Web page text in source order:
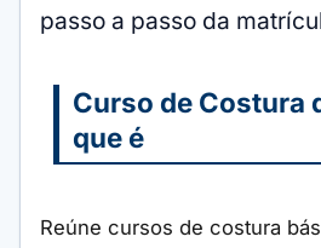
passo a passo da
Curso de Costura
que é
Reúne cursos de costura